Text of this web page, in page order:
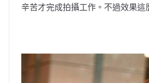
辛苦才完成拍攝工作。不過效果這